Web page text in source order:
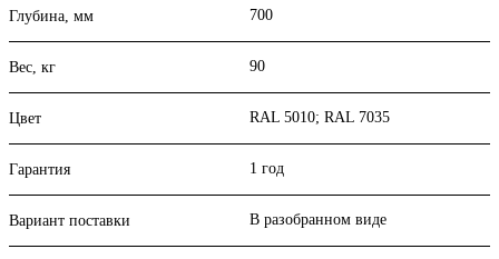
Глубина, мм 700
Вес, кг 90
Цвет RAL 5010; RAL 7035
Гарантия 1 год
Вариант поставки В разобранном виде